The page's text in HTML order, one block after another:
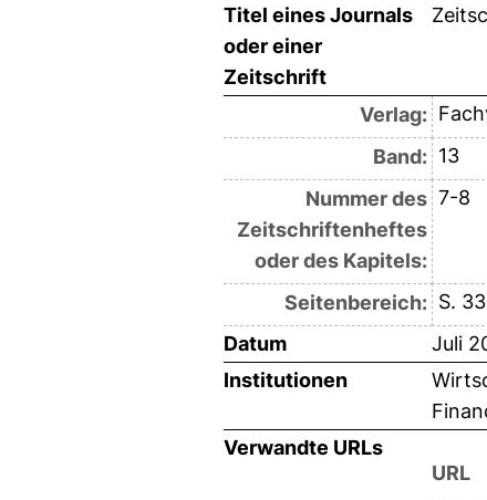
Titel eines Journals
oder einer
Zeitschrift
Verlag:
Band: 13
Nummer des
Zeitschriftenheftes
oder des Kapitels:
7-8
Seitenbereich: S.
Datum
Juli
Institutionen
Verwandte URLs
URL